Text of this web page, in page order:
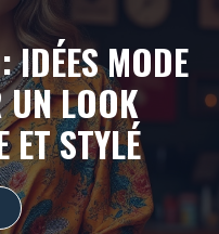
IDÉES MODE
LOOK
ET STYLÉ